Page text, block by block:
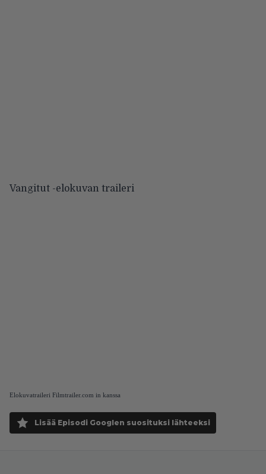
Vangitut -elokuvan traileri
Elokuvatraileri Filmtrailer.com in kanssa
Lisää Episodi Googlen suosituksi lähteeksi